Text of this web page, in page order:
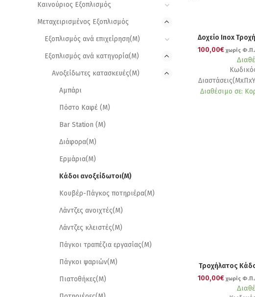
Καινούριος Εξοπλισμός
Μεταχειρισμένος Εξοπλισμός
Εξοπλισμός ανά επιχείρηση(Μ)
Εξοπλισμός ανά κατηγορία(M)
Ανοξείδωτες κατασκευές(M)
Αμπάρι
Πόστο Καφέ (M)
Bar Station (M)
Διάφορα(M)
Ερμάρια(M)
Κάδοι ανοξείδωτοι(M)
Κουβέρ-Πάγκος ποτηριέρα(M)
Λάντζες ανοιχτές(M)
Λάντζες κλειστές(M)
Πάγκοι τραπέζια εργασίας(M)
Πάγκοι ψαριών(M)
Πιατοθήκες(M)
Δοχείο Ιnox
100,00€ χωρίς
Διαθέσιμο σε:
Τροχήλατος
100,00€ χωρίς